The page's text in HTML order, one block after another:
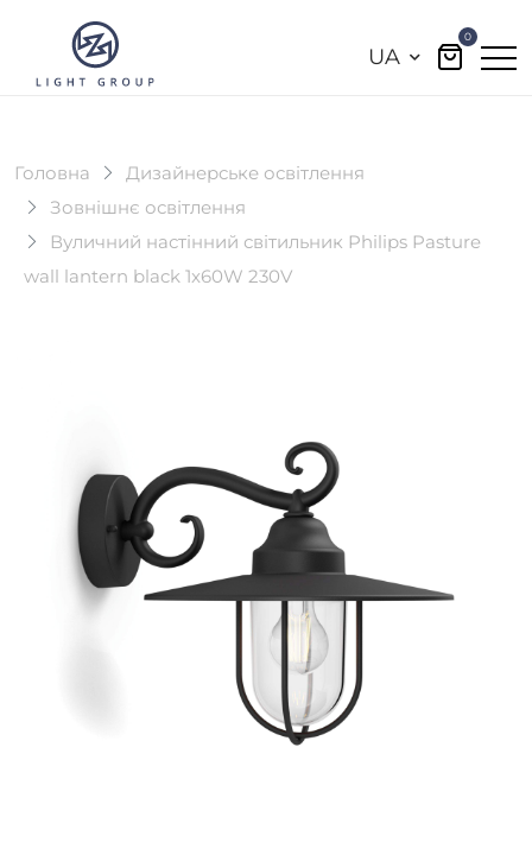
UA
0
Головна
Дизайнерське освітлення
Зовнішнє освітлення
Вуличний настінний світильник Philips Pasture
wall lantern black 1x60W 230V